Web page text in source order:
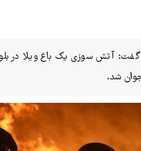
گفت: آتش سوزی یک باغ ویلا در
شد.